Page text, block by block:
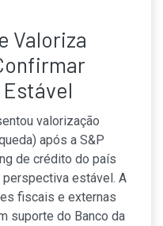
Valoriza
valorização
após a S&P
de crédito do país
estável. A
fiscais e externas
suporte do Banco da